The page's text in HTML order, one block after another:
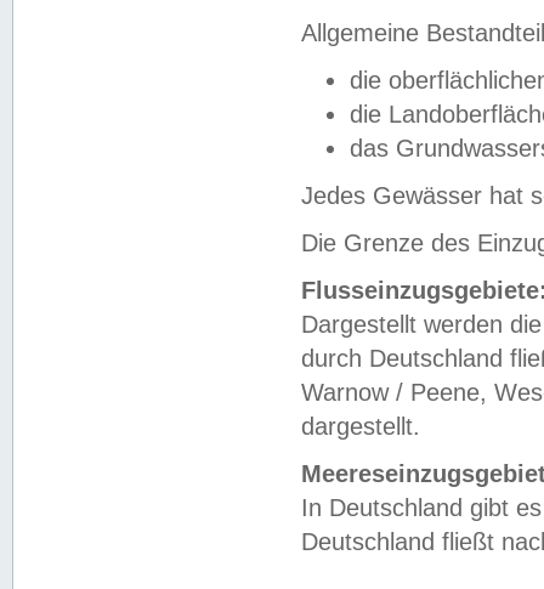
Allgemeine
die
die
das
Jedes Gewässer hat
Die Grenze des
Dargestellt werden
durch Deutschland
Warnow / Peene,
dargestellt.
In Deutschland gibt
Deutschland fließt